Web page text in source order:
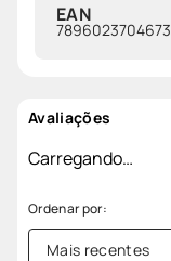
EAN
7896023704673
Avaliações
Carregando…
Mais recentes